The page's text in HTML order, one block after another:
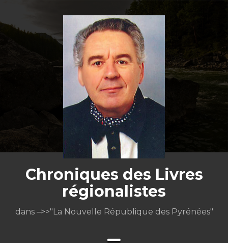
contenu
Chroniques des Livres
régionalistes
dans –>>"La Nouvelle République des Pyrénées"